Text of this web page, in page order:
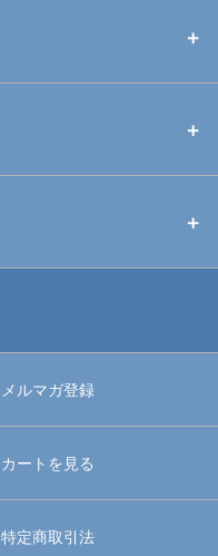
メルマガ登録
カートを見る
特定商取引法